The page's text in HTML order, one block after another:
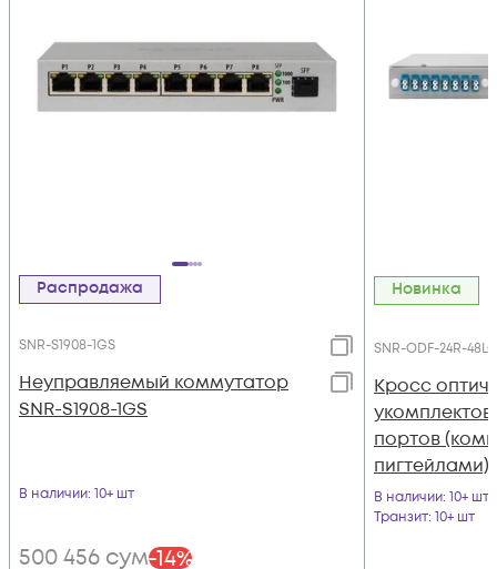
Распродажа
SNR-S1908-1GS
Неуправляемый коммутатор
SNR-S1908-1GS
В наличии: 10+ шт
500 456 сум-14%
Новинка
SNR-ODF-24R-
Кросс
портов
пигтейлами)
В наличии: 10+ шт
Транзит: 10+ шт